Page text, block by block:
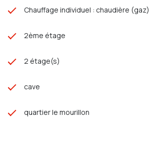
Chauffage individuel : chaudière (gaz)
2ème étage
2 étage(s)
cave
quartier le mourillon